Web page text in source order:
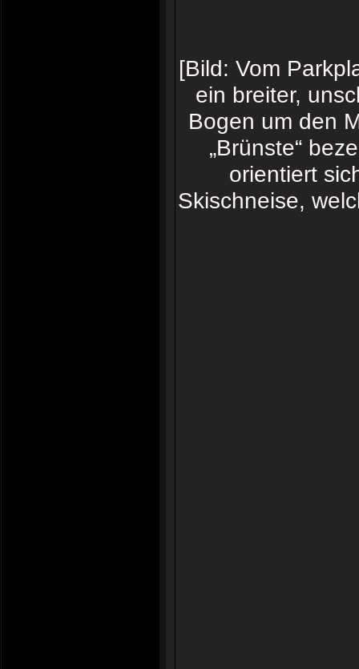
[Bild: Vom
ein breiter,
Bogen um den
„Brünste“
orientiert
Skischneise,